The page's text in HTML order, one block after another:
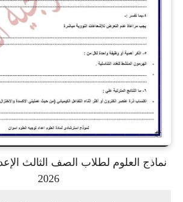
نماذج العلوم لطلاب الصف الثالث
2026